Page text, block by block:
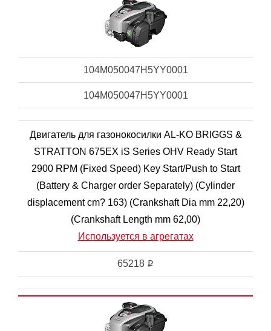
104M050047H5YY0001
104M050047H5YY0001
Двигатель для газонокосилки AL-KO BRIGGS &
STRATTON 675EX iS Series OHV Ready Start
2900 RPM (Fixed Speed) Key Start/Push to Start
(Battery & Charger order Separately) (Cylinder
displacement cm? 163) (Crankshaft Dia mm 22,20)
(Crankshaft Length mm 62,00)
Используется в агрегатах
65218 i